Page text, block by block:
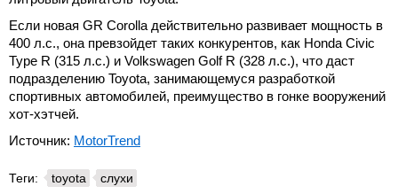
Если новая GR Corolla действительно развивает мощность в
400 л.с., она превзойдет таких конкурентов, как Honda Civic
Type R (315 л.с.) и Volkswagen Golf R (328 л.с.), что даст
подразделению Toyota, занимающемуся разработкой
спортивных автомобилей, преимущество в гонке вооружений
хот-хэтчей.
Источник: MotorTrend
Теги: toyota слухи